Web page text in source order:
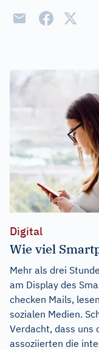
Digital
Wie viel
Mehr als drei
am Display des
checken Mails,
sozialen Medien.
Verdacht, dass uns
assoziierten die